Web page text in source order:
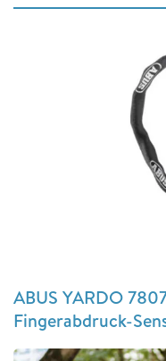
ABUS YARDO
Fingerabdruck-